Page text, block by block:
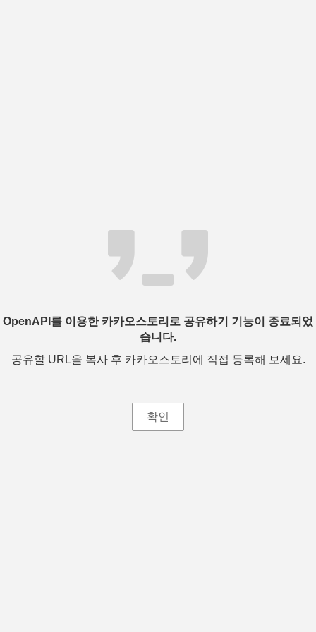
OpenAPI를 이용한 카카오스토리로 공유하기 기능이 종료되었
습니다.
공유할 URL을 복사 후 카카오스토리에 직접 등록해 보세요.
확인